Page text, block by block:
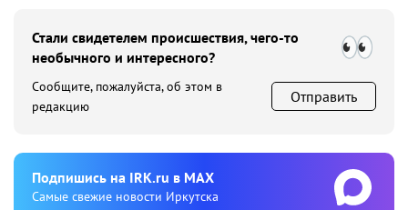
Стали свидетелем происшествия, чего-то
необычного и интересного?
Сообщите, пожалуйста, об этом в
редакцию
Отправить
Подпишиcь на IRK.ru в MAX
Cамые свежие новости Иркутска